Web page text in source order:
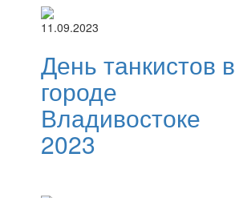
11.09.2023
День танкистов в
городе
Владивостоке
2023